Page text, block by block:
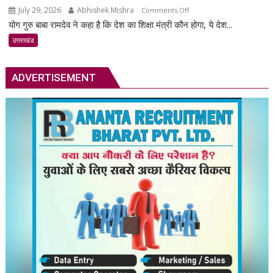
July 29, 2026 Abhishek Mishra Comments Offon
सड़कों
देश
का
शिक्षा
मंत्री
–
बाबा
रामदेव
योग गुरु बाबा रामदेव ने कहा है कि देश का शिक्षा मंत्री कौन होगा, ये देश...
उत्तराखंड
ADVERTISEMENT